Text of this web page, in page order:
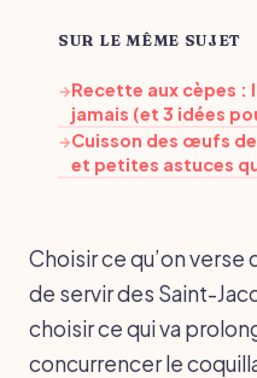
SUR LE MÊME SUJET
→Recette aux cèpes :
jamais (et 3 idées
→Cuisson des œufs
et petites astuces
Choisir ce qu’on verse
de servir des Saint-
choisir ce qui va
concurrencer le